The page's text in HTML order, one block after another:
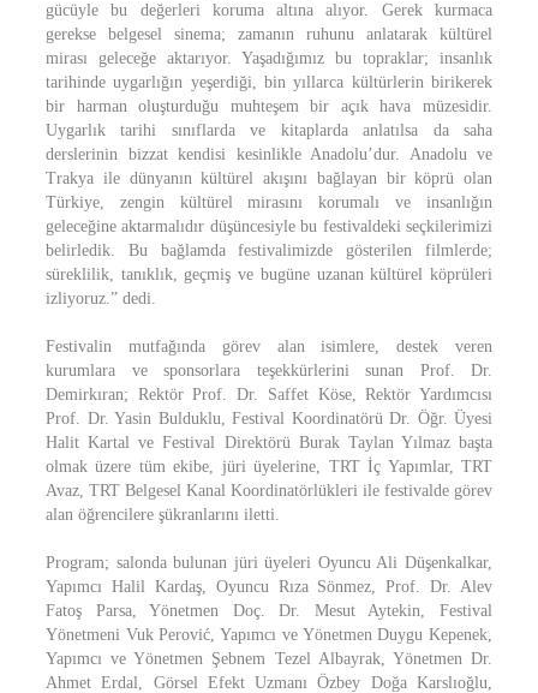
gücüyle bu değerleri koruma altına alıyor. Gerek kurmaca
gerekse belgesel sinema; zamanın ruhunu anlatarak kültürel
mirası geleceğe aktarıyor. Yaşadığımız bu topraklar; insanlık
tarihinde uygarlığın yeşerdiği, bin yıllarca kültürlerin birikerek
bir harman oluşturduğu muhteşem bir açık hava müzesidir.
Uygarlık tarihi sınıflarda ve kitaplarda anlatılsa da saha
derslerinin bizzat kendisi kesinlikle Anadolu’dur. Anadolu ve
Trakya ile dünyanın kültürel akışını bağlayan bir köprü olan
Türkiye, zengin kültürel mirasını korumalı ve insanlığın
geleceğine aktarmalıdır düşüncesiyle bu festivaldeki seçkilerimizi
belirledik. Bu bağlamda festivalimizde gösterilen filmlerde;
süreklilik, tanıklık, geçmiş ve bugüne uzanan kültürel köprüleri
izliyoruz.” dedi.
Festivalin mutfağında görev alan isimlere, destek veren
kurumlara ve sponsorlara teşekkürlerini sunan Prof. Dr.
Demirkıran; Rektör Prof. Dr. Saffet Köse, Rektör Yardımcısı
Prof. Dr. Yasin Bulduklu, Festival Koordinatörü Dr. Öğr. Üyesi
Halit Kartal ve Festival Direktörü Burak Taylan Yılmaz başta
olmak üzere tüm ekibe, jüri üyelerine, TRT İç Yapımlar, TRT
Avaz, TRT Belgesel Kanal Koordinatörlükleri ile festivalde görev
alan öğrencilere şükranlarını iletti.
Program; salonda bulunan jüri üyeleri Oyuncu Ali Düşenkalkar,
Yapımcı Halil Kardaş, Oyuncu Rıza Sönmez, Prof. Dr. Alev
Fatoş Parsa, Yönetmen Doç. Dr. Mesut Aytekin, Festival
Yönetmeni Vuk Perović, Yapımcı ve Yönetmen Duygu Kepenek,
Yapımcı ve Yönetmen Şebnem Tezel Albayrak, Yönetmen Dr.
Ahmet Erdal, Görsel Efekt Uzmanı Özbey Doğa Karslıoğlu,